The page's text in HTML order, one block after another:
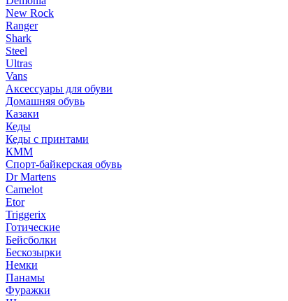
New Rock
Ranger
Shark
Steel
Ultras
Vans
Аксессуары для обуви
Домашняя обувь
Казаки
Кеды
Кеды с принтами
КММ
Спорт-байкерская обувь
Dr Martens
Camelot
Etor
Triggerix
Готические
Бейсболки
Бескозырки
Немки
Панамы
Фуражки